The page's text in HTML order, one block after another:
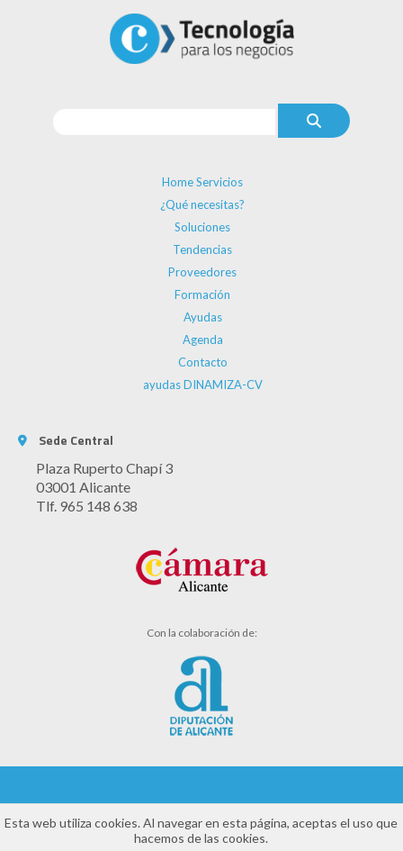
Home Servicios
¿Qué necesitas?
Soluciones
Tendencias
Proveedores
Formación
Ayudas
Agenda
Contacto
ayudas DINAMIZA-CV
Sede Central
Plaza Ruperto Chapí 3
03001 Alicante
Tlf. 965 148 638
Con la colaboración de:
Aviso legal
Esta web utiliza cookies. Al navegar en esta página, aceptas el uso que
hacemos de las cookies.